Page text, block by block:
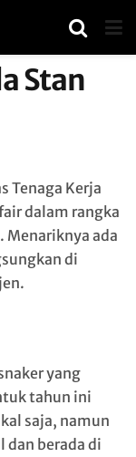
Stan
Tenaga Kerja
dalam rangka
Menariknya ada
di
yang
tahun ini
saja, namun
dan berada di